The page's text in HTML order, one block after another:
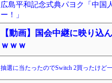
広島平和記念式典パヨク「中国
ー！」
【動画】国会中継に映り込
ｗｗｗ
抽選に当たったのでSwitch 2買ったけど